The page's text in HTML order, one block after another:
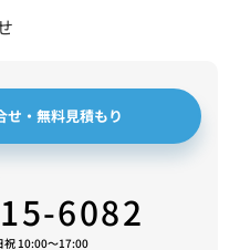
せ・無料見積もり
6082
祝 10:00～17:00